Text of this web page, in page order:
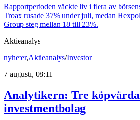
Rapportperioden väckte liv i flera av
Troax rusade 37% under juli, medan
Group steg mellan 18 till 23%.
Aktieanalys
nyheter,Aktieanalys/Investor
7 augusti, 08:11
Analytikern: Tre köpvärda
investmentbolag